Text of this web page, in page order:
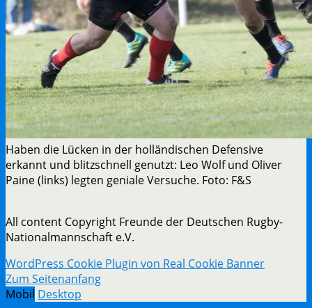
Haben die Lücken in der holländischen Defensive
erkannt und blitzschnell genutzt: Leo Wolf und Oliver
Paine (links) legten geniale Versuche. Foto: F&S
All content Copyright Freunde der Deutschen Rugby-
Nationalmannschaft e.V.
WordPress Cookie Plugin von Real Cookie Banner
Zum Seitenanfang
Mobil Desktop